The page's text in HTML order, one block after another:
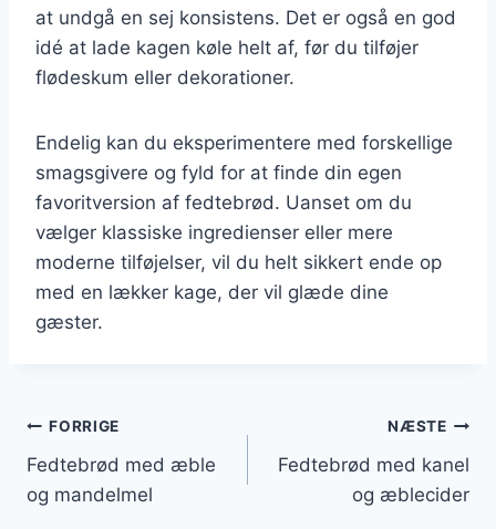
at undgå en sej konsistens. Det er også en god
idé at lade kagen køle helt af, før du tilføjer
flødeskum eller dekorationer.
Endelig kan du eksperimentere med forskellige
smagsgivere og fyld for at finde din egen
favoritversion af fedtebrød. Uanset om du
vælger klassiske ingredienser eller mere
moderne tilføjelser, vil du helt sikkert ende op
med en lækker kage, der vil glæde dine
gæster.
Indlægsnavigation
FORRIGE
Fedtebrød med æble
og mandelmel
NÆSTE
Fedtebrød med kanel
og æblecider